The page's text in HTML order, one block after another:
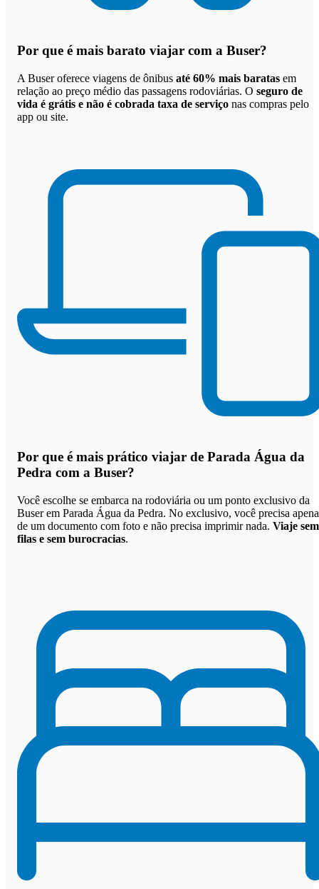
Por que é mais barato viajar com a Buser?
A Buser oferece viagens de ônibus até 60% mais baratas em
relação ao preço médio das passagens rodoviárias. O seguro de
vida é grátis e não é cobrada taxa de serviço nas compras pelo
app ou site.
Por que é mais prático viajar de Parada Água da
Pedra com a Buser?
Você escolhe se embarca na rodoviária ou um ponto exclusivo da
Buser em Parada Água da Pedra. No exclusivo, você precisa
de um documento com foto e não precisa imprimir nada. Viaje sem
filas e sem burocracias.